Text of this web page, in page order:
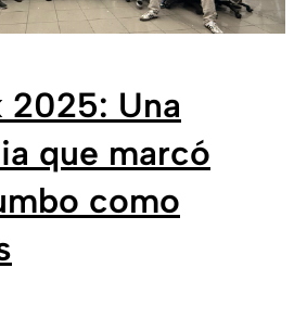
2025: Una
que marcó
como